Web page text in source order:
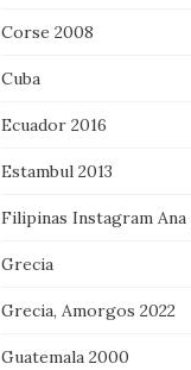
Corse 2008
Cuba
Ecuador 2016
Estambul 2013
Filipinas Instagram Ana
Grecia
Grecia, Amorgos 2022
Guatemala 2000